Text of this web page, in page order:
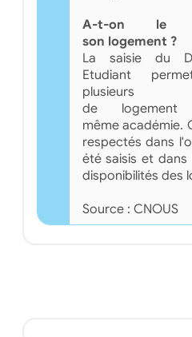
A-t-on le
son logement ?
La saisie du
Etudiant
de
même académie.
respectés dans
été saisis et dans
disponibilités des
Source : CNOUS